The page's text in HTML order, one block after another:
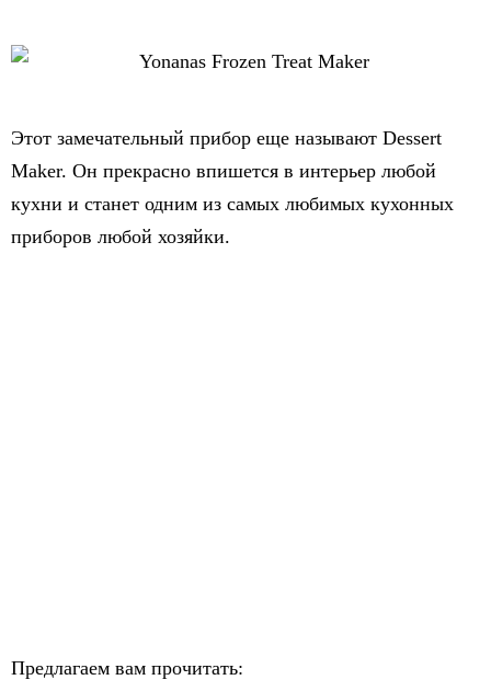
Этот замечательный прибор еще называют Dessert
Maker. Он прекрасно впишется в интерьер любой
кухни и станет одним из самых любимых кухонных
приборов любой хозяйки.
Предлагаем вам прочитать: